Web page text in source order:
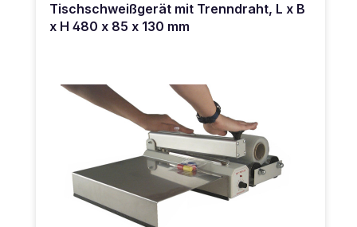
Tischschweißgerät mit Trenndraht, L x B
x H 480 x 85 x 130 mm